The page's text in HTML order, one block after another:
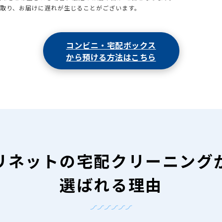
り、お届けに遅れが生じることがございます。
コンビニ・宅配ボックス
から預ける方法はこちら
ネットの宅配クリーニング
選ばれる理由